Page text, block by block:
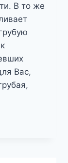
В то же
Вас,